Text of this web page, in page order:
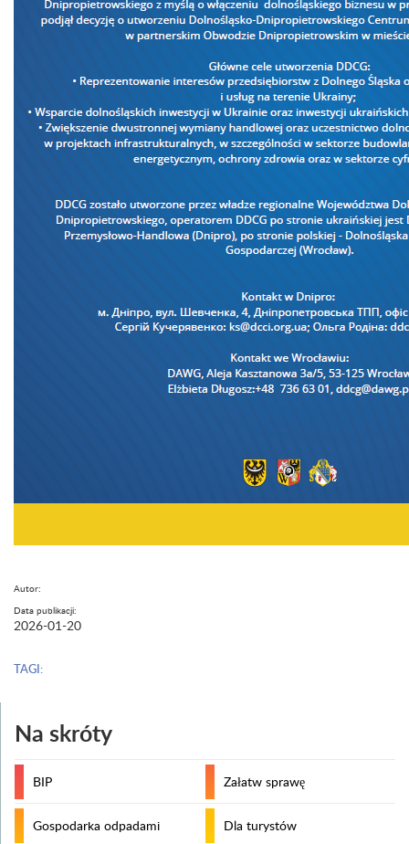
Autor:
Data publikacji:
2026-01-20
TAGI:
Na skróty
BIP Załatw sprawę
Gospodarka odpadami Dla turystów